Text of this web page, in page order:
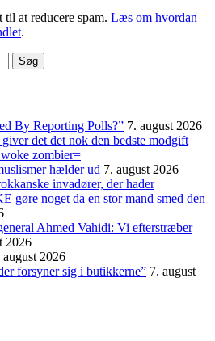
at reducere spam. Læs om hvordan
.
By Reporting Polls?” 7. august 2026
det det nok den bedste modgift
zombier=
hælder ud 7. august 2026
invadører, der hader
gøre noget da en stor mand smed den
Ahmed Vahidi: Vi efterstræber
2026
august 2026
forsyner sig i butikkerne” 7. august